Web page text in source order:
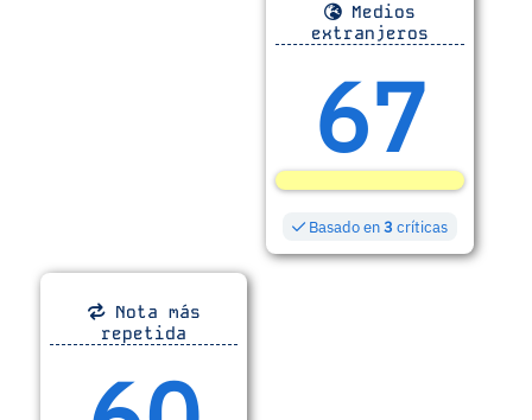
Medios
extranjeros
67
Basado en3 críticas
Nota más
repetida